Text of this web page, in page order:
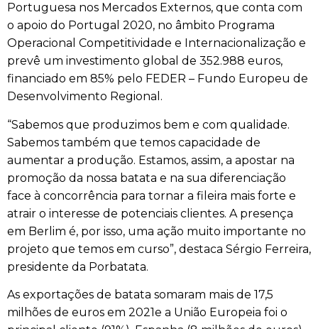
Portuguesa nos Mercados Externos, que conta com
o apoio do Portugal 2020, no âmbito Programa
Operacional Competitividade e Internacionalização e
prevê um investimento global de 352.988 euros,
financiado em 85% pelo FEDER – Fundo Europeu de
Desenvolvimento Regional.
“Sabemos que produzimos bem e com qualidade.
Sabemos também que temos capacidade de
aumentar a produção. Estamos, assim, a apostar na
promoção da nossa batata e na sua diferenciação
face à concorrência para tornar a fileira mais forte e
atrair o interesse de potenciais clientes. A presença
em Berlim é, por isso, uma ação muito importante no
projeto que temos em curso”, destaca Sérgio Ferreira,
presidente da Porbatata.
As exportações de batata somaram mais de 17,5
milhões de euros em 2021e a União Europeia foi o